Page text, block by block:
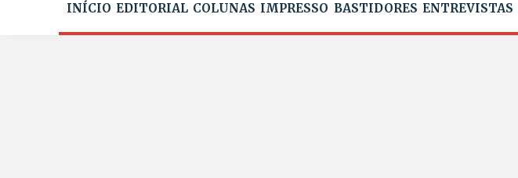
INÍCIO EDITORIAL COLUNAS IMPRESSO BASTIDORES ENTREVISTAS